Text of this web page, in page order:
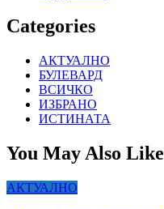
Categories
АКТУАЛНО
БУЛЕВАРД
ВСИЧКО
ИЗБРАНО
ИСТИНАТА
You May Also Like
АКТУАЛНО